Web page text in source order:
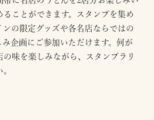
ことができます。​スタンプを集め
の限定グッズや各名店ならではの
企画にご参加いただけます。​何が
味を楽しみながら、スタンプラリ